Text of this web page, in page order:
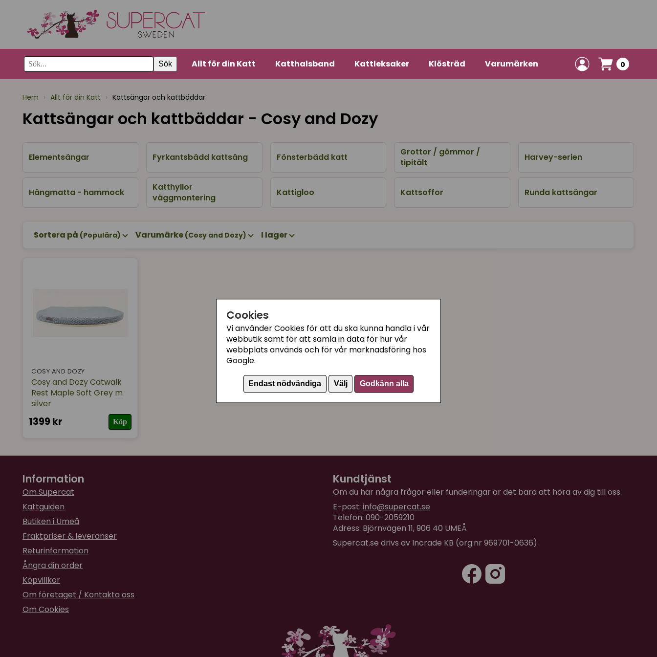
Cookies
Vi använder Cookies för att du ska kunna handla i vår
webbutik samt för att samla in data för hur vår
webbplats används och för vår marknadsföring hos
Google.
Endast nödvändiga Välj Godkänn alla
Sök Allt för din Katt Katthalsband Kattleksaker Klösträd Varumärken 0
Hem › Allt för din Katt › Kattsängar och kattbäddar
Kattsängar och kattbäddar - Cosy and Dozy
Elementsängar Fyrkantsbädd kattsäng Fönsterbädd katt
Grottor / gömmor /
tipitält
Harvey-serien
Hängmatta - hammock
Katthyllor
väggmontering
Kattigloo Kattsoffor Runda kattsängar
Sortera på (Populära) Varumärke (Cosy and Dozy) I lager
COSY AND DOZY
Cosy and Dozy Catwalk
Rest Maple Soft Grey m
silver
1399 kr Köp
Information
Om Supercat
Kattguiden
Butiken i Umeå
Fraktpriser & leveranser
Returinformation
Ångra din order
Köpvillkor
Om företaget / Kontakta oss
Om Cookies
Kundtjänst
Om du har några frågor eller funderingar är det bara att höra av dig till oss.
E-post: info@supercat.se
Telefon: 090-2059210
Adress: Björnvägen 11, 906 40 UMEÅ
Supercat.se drivs av Incrade KB (org.nr 969701-0636)